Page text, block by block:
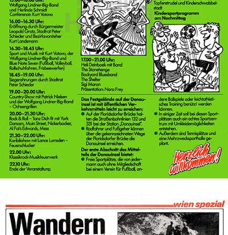
Stadt Wien STADT WIEN PID 1982
Bild-ID: 69839